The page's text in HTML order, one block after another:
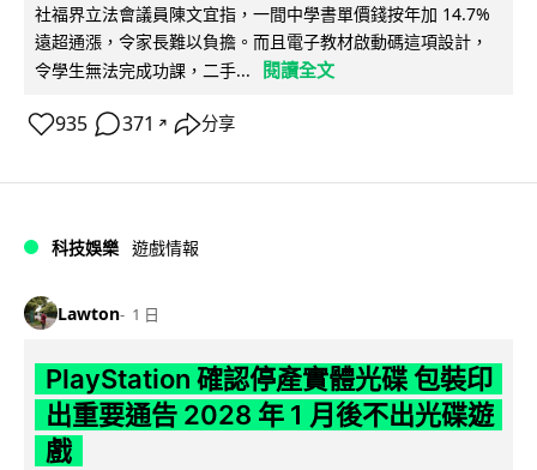
社福界立法會議員陳文宜指，一間中學書單價錢按年加 14.7%
遠超通漲，令家長難以負擔。而且電子教材啟動碼這項設計，
令學生無法完成功課，二手...
閱讀全文
935 371 ↗ 分享
科技娛樂 遊戲情報
Lawton 1 日
PlayStation 確認停產實體光碟 包裝印
出重要通告 2028 年 1 月後不出光碟遊
戲